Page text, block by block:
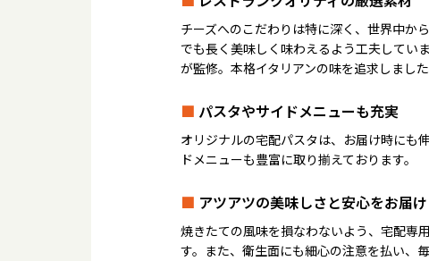
チーズへのこだわりは特に深く、世界中か
でも長く美味しく味わえるよう工夫してい
が監修。本格イタリアンの味を追求しました
■ パスタやサイドメニューも充実
オリジナルの宅配パスタは、お届け時にも
ドメニューも豊富に取り揃えております。
■ アツアツの美味しさと安心をお届け
焼きたての風味を損なわないよう、宅配専
す。また、衛生面にも細心の注意を払い、